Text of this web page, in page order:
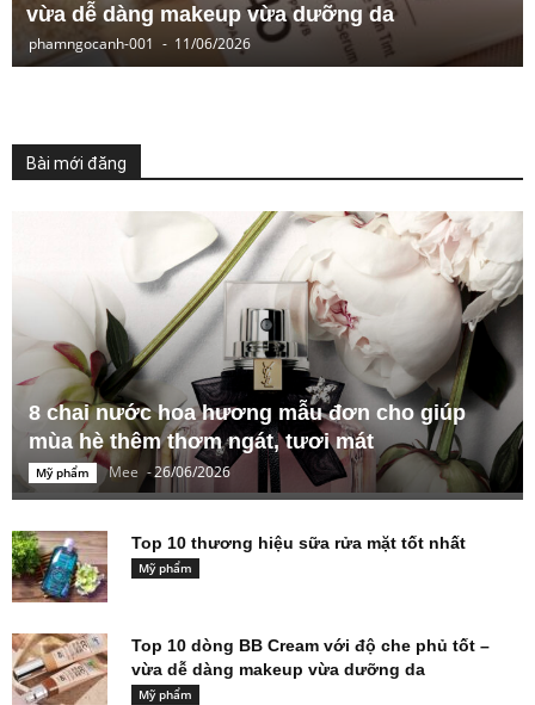
mùi hương đến kết cấu
phamngocanh-001 - 05/06/2026
Bài mới đăng
8 chai nước hoa hương mẫu đơn cho giúp
mùa hè thêm thơm ngát, tươi mát
Mỹ phẩm Mee -26/06/2026
Top 10 thương hiệu sữa rửa mặt tốt nhất
Mỹ phẩm
Top 10 dòng BB Cream với độ che phủ tốt –
vừa dễ dàng makeup vừa dưỡng da
Mỹ phẩm